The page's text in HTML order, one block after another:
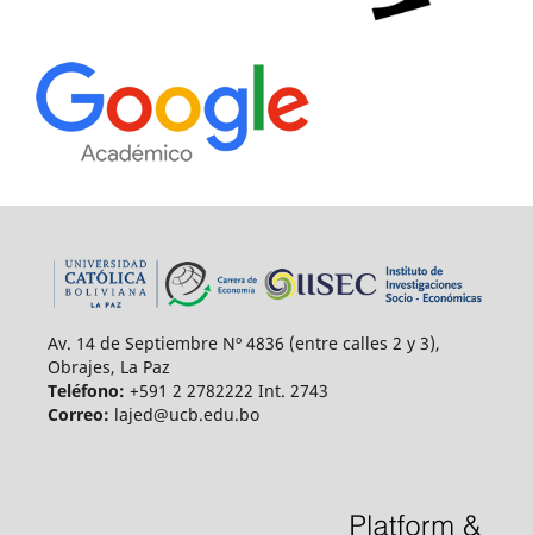
Av. 14 de Septiembre Nº 4836 (entre calles 2 y 3),
Obrajes, La Paz
Teléfono: +591 2 2782222 Int. 2743
Correo: lajed@ucb.edu.bo